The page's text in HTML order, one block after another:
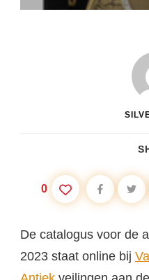
0
De catalogus voor de
2023 staat online bij